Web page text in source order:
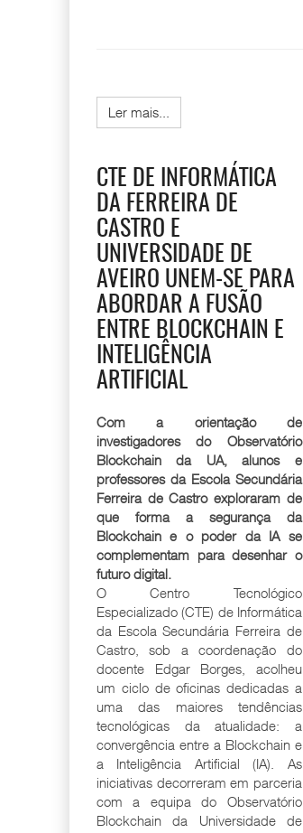
Ler mais...
CTE DE INFORMÁTICA
DA FERREIRA DE
CASTRO E
UNIVERSIDADE DE
AVEIRO UNEM-SE PARA
ABORDAR A FUSÃO
ENTRE BLOCKCHAIN E
INTELIGÊNCIA
ARTIFICIAL
Com a orientação de
investigadores do Observatório
Blockchain da UA, alunos e
professores da Escola Secundária
Ferreira de Castro exploraram de
que forma a segurança da
Blockchain e o poder da IA se
complementam para desenhar o
futuro digital.
O Centro Tecnológico
Especializado (CTE) de Informática
da Escola Secundária Ferreira de
Castro, sob a coordenação do
docente Edgar Borges, acolheu
um ciclo de oficinas dedicadas a
uma das maiores tendências
tecnológicas da atualidade: a
convergência entre a Blockchain e
a Inteligência Artificial (IA). As
iniciativas decorreram em parceria
com a equipa do Observatório
Blockchain da Universidade de